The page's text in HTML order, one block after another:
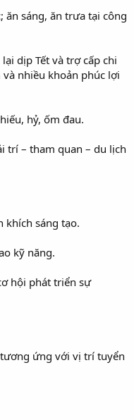
sáng, ăn trưa tại công
dịp Tết và trợ cấp chi
nhiều khoản phúc lợi
hỷ, ốm đau.
trí – tham quan – du lịch
khích sáng tạo.
kỹ năng.
hội phát triển sự
ứng với vị trí tuyển